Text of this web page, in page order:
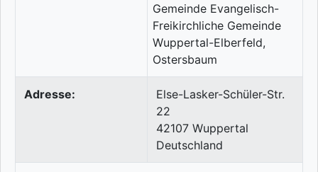
Adresse:
Else-Lasker-Schüler-Str.
22
42107 Wuppertal
Deutschland